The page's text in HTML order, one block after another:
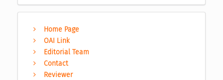
Home Page
OAI Link
Editorial Team
Contact
Reviewer